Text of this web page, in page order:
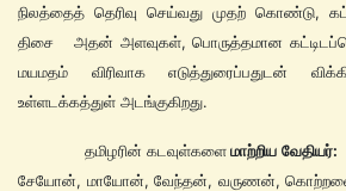
நிலத்தைத் தெரிவு செய்வது முதற் கொண்டு,
திசை அதன் அளவுகள், பொருத்தமான
மயமதம் விரிவாக எடுத்துரைப்பதுடன்
உள்ளடக்கத்துள் அடங்குகிறது.
தமிழரின் கடவுள்களைமாற்றிய வேதியர்:
சேயோன், மாயோன், வேந்தன், வருணன்,